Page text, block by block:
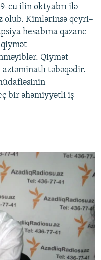
cu ilin oktyabrı ilə
olub. Kimlərinsə qeyri–
hesabına qazanc
Qiymət
təbəqədir.
bir əhəmiyyətli iş